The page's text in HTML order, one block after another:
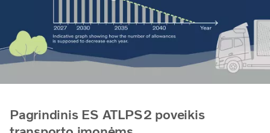
Pagrindinis ES ATLPS2 poveikis